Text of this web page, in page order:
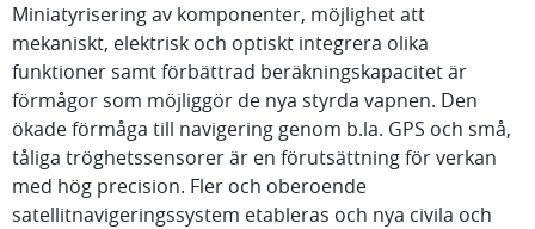
Miniatyrisering av komponenter, möjlighet att
mekaniskt, elektrisk och optiskt integrera olika
funktioner samt förbättrad beräkningskapacitet är
förmågor som möjliggör de nya styrda vapnen. Den
ökade förmåga till navigering genom b.la. GPS och små,
tåliga tröghetssensorer är en förutsättning för verkan
med hög precision. Fler och oberoende
satellitnavigeringssystem etableras och nya civila och